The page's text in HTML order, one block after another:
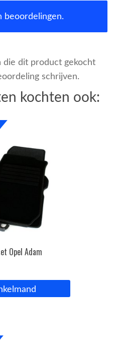
beoordelingen.
die dit product gekocht
schrijven.
kochten ook:
Opel Adam